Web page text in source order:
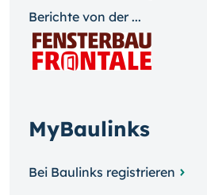
Berichte von der ...
MyBaulinks
Bei Baulinks registrieren